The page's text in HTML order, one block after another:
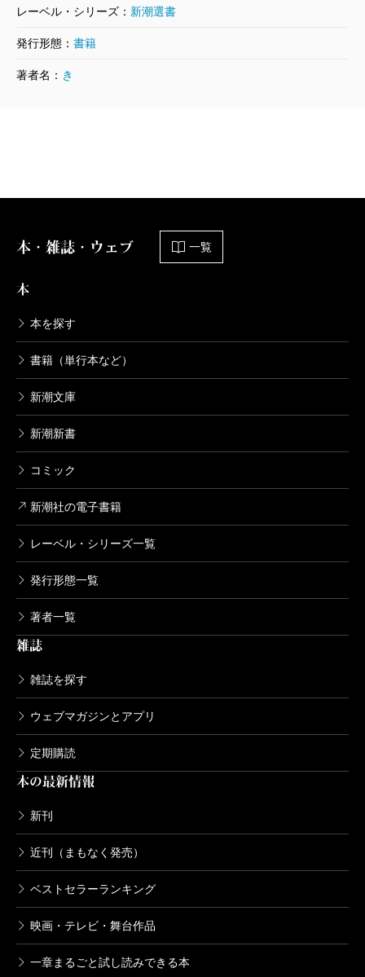
その議論を21世紀の今日に直接持ち込むことはできな
像の提示にまで至っている。現代の立憲君主制がもた
チによってしか明らかにすることはできなかったであ
ろう。
たとえば、ノルウェーの国王は2012年の憲法改正に
教的多様性を含む「多文化共生」への配慮からであ
る。また、オランダのベアトリクス女王は2013年に長
男のウィレム・アレクサンダー皇太子に譲位した。高
齢となった場合にどのような行動をとるべきか、君主
自らが示したのである。女性の王位継承はごく一般的
で、男女の別なく先に生まれた子に継承させる「絶対
入されている。
である。日本国憲法の下、政治権力なき象徴天皇制に
標準的であった。平成の時代に入って、現在の明仁天
皇と美智子皇后が進めてきた公務のあり方は、どのよ
うに考えるべきなのだろうか。来年5月の皇位継承後も
めた著者が、これらの点について述べる見解は傾聴に
値する。是非とも、本書を手にとった方それぞれに考
レーベル・シリーズ： 新潮選書
発行形態： 書籍
著者名： き
本・雑誌・ウェブ 一覧
本
本を探す
書籍（単行本など）
新潮文庫
新潮新書
コミック
新潮社の電子書籍
レーベル・シリーズ一覧
発行形態一覧
著者一覧
雑誌
雑誌を探す
ウェブマガジンとアプリ
定期購読
本の最新情報
新刊
近刊（まもなく発売）
ベストセラーランキング
映画・テレビ・舞台作品
一章まるごと試し読みできる本